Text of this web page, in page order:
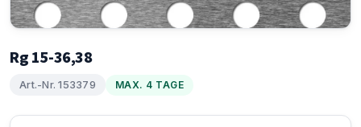
Rg 15-36,38
Art.-Nr. 153379 MAX. 4 TAGE